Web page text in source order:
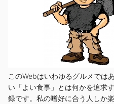
このWebはいわゆるグルメでは
い「よい食事」とは何かを追求
録です。私の嗜好に合う人しか